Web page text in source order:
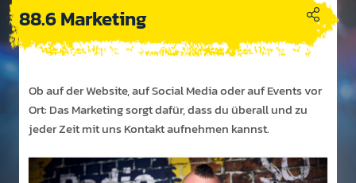
88.6 Marketing
Ob auf der Web­site, auf Social Media oder auf Events vor
Ort: Das Marke­ting sorgt dafür, dass du überall und zu
jeder Zeit mit uns Kontakt auf­nehmen kannst.